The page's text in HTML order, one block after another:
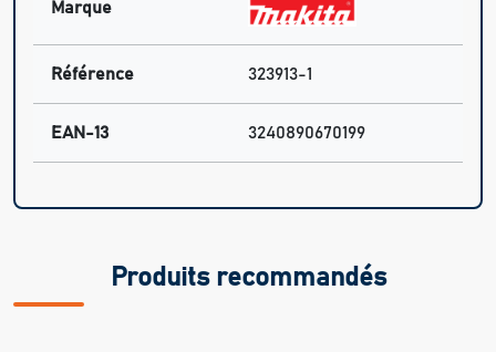
Marque
Référence 323913-1
EAN-13 3240890670199
Produits recommandés